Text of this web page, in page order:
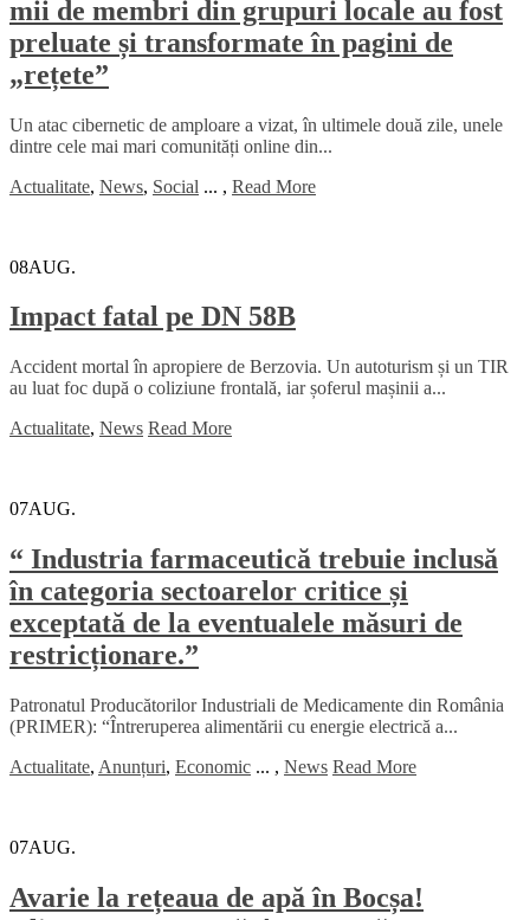
mii de membri din grupuri locale au fost
preluate și transformate în pagini de
„rețete”
Un atac cibernetic de amploare a vizat, în ultimele două zile, unele
dintre cele mai mari comunități online din...
Actualitate, News, Social ... , Read More
08AUG.
Impact fatal pe DN 58B
Accident mortal în apropiere de Berzovia. Un autoturism și un TIR
au luat foc după o coliziune frontală, iar șoferul mașinii a...
Actualitate, News Read More
07AUG.
“ Industria farmaceutică trebuie inclusă
în categoria sectoarelor critice și
exceptată de la eventualele măsuri de
restricționare.”
Patronatul Producătorilor Industriali de Medicamente din România
(PRIMER): “Întreruperea alimentării cu energie electrică a...
Actualitate, Anunțuri, Economic ... , News Read More
07AUG.
Avarie la rețeaua de apă în Bocșa!